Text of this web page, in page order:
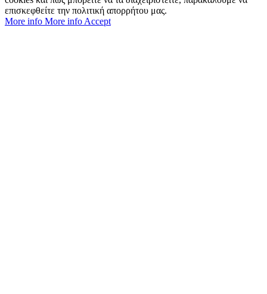
επισκεφθείτε την πολιτική απορρήτου μας.
More info More info Accept